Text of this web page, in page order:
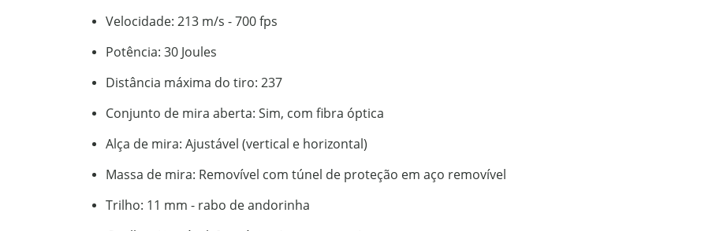
Velocidade: 213 m/s - 700 fps
Potência: 30 Joules
Distância máxima do tiro: 237
Conjunto de mira aberta: Sim, com fibra óptica
Alça de mira: Ajustável (vertical e horizontal)
Massa de mira: Removível com túnel de proteção em aço removível
Trilho: 11 mm - rabo de andorinha